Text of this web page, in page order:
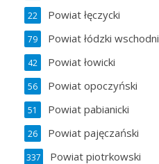
Powiat łęczycki
22
Powiat łódzki wschodni
79
Powiat łowicki
42
Powiat opoczyński
56
Powiat pabianicki
51
Powiat pajęczański
26
Powiat piotrkowski
337